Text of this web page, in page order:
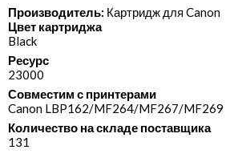
Производитель: Картридж для Canon
Цвет картриджа
Black
Ресурс
23000
Совместим с принтерами
Canon LBP162/​MF264/​MF267/​MF269
Количество на складе поставщика
131